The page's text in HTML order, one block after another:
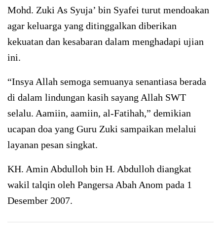
Mohd. Zuki As Syuja’ bin Syafei turut mendoakan
agar keluarga yang ditinggalkan diberikan
kekuatan dan kesabaran dalam menghadapi ujian
ini.
“Insya Allah semoga semuanya senantiasa berada
di dalam lindungan kasih sayang Allah SWT
selalu. Aamiin, aamiin, al-Fatihah,” demikian
ucapan doa yang Guru Zuki sampaikan melalui
layanan pesan singkat.
KH. Amin Abdulloh bin H. Abdulloh diangkat
wakil talqin oleh Pangersa Abah Anom pada 1
Desember 2007.